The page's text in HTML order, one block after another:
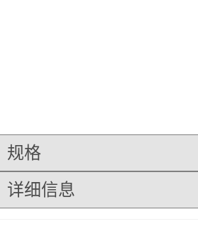
规格
详细信息